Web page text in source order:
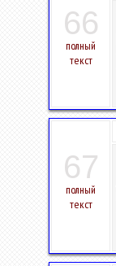
66
полный
текст
67
полный
текст